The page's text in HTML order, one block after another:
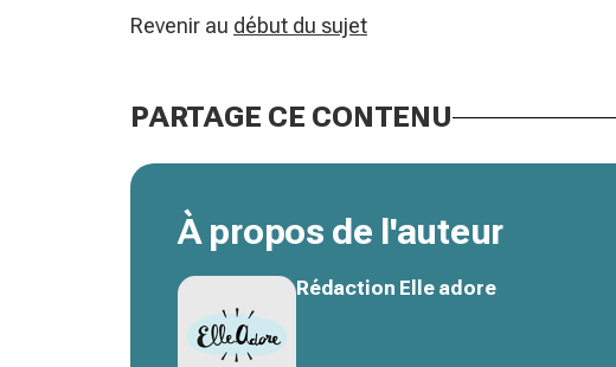
Revenir au début du sujet
PARTAGE CE CONTENU
À propos de l'auteur
Rédaction Elle adore